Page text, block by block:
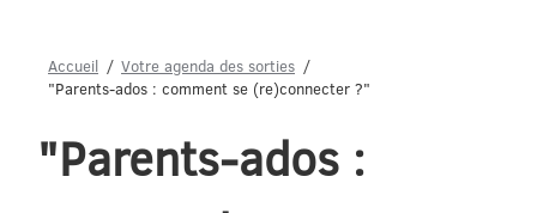
Accueil
Votre agenda des sorties
"Parents-ados : comment se (re)connecter ?"
"Parents-ados :